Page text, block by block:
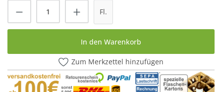
Produkt Anzahl: Gib den gewünschten
Fl.
In den Warenkorb
Zum Merkzettel hinzufügen